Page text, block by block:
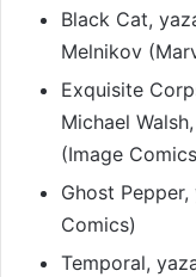
Black Cat,
Melnikov
Exquisite
Michael
(Image
Ghost
Comics)
Temporal,